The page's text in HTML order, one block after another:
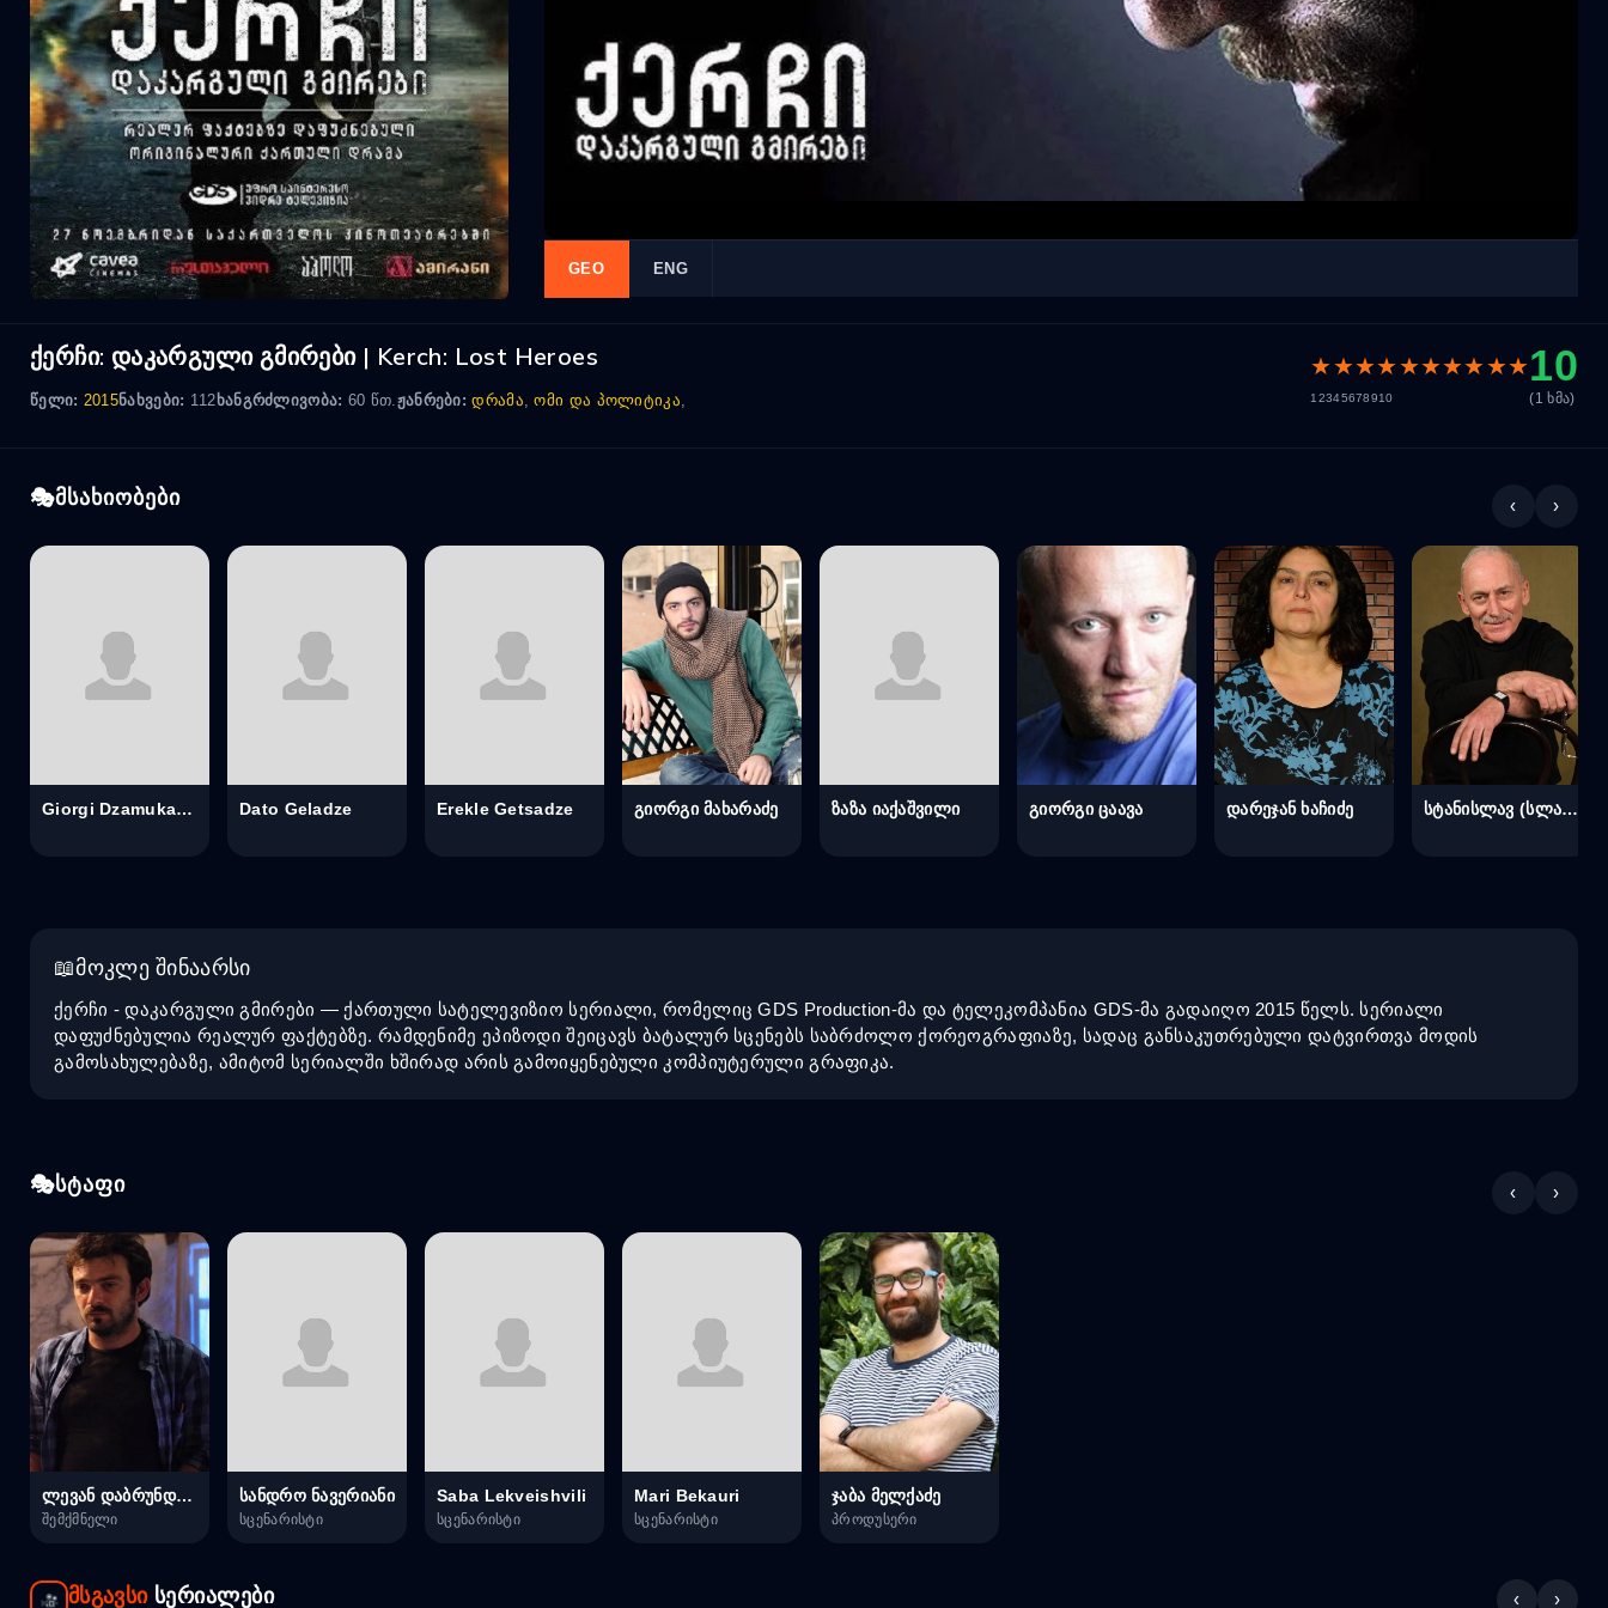
GEO ENG
ქერჩი: დაკარგული გმირები | Kerch: Lost Heroes
წელი: 2015ნახვები: 112ხანგრძლივობა: 60 წთ.ჟანრები: დრამა,ომი და პოლიტიკა,
★★★★★★★★★★
1 2345678910
10
(1 ხმა)
მსახიობები ‹ ›
Giorgi Dzamukashvili Dato Geladze Erekle Getsadze გიორგი მახარაძე ზაზა იაქაშვილი გიორგი ცაავა დარეჯან ხაჩიძე სტანისლავ (სლავა) ნათენაძე
მოკლე შინაარსი
ქერჩი - დაკარგული გმირები — ქართული სატელევიზიო სერიალი, რომელიც GDS Production-მა და ტელეკომპანია GDS-მა გადაიღო 2015 წელს. სერიალი
დაფუძნებულია რეალურ ფაქტებზე. რამდენიმე ეპიზოდი შეიცავს ბატალურ სცენებს საბრძოლო ქორეოგრაფიაზე, სადაც განსაკუთრებული დატვირთვა მოდის
გამოსახულებაზე, ამიტომ სერიალში ხშირად არის გამოიყენებული კომპიუტერული გრაფიკა.
სტაფი ‹ ›
ლევან დაბრუნდაშვილი
შემქმნელი
სანდრო ნავერიანი
სცენარისტი
Saba Lekveishvili
სცენარისტი
Mari Bekauri
სცენარისტი
ჯაბა მელქაძე
პროდუსერი
მსგავსისერიალები ‹ ›